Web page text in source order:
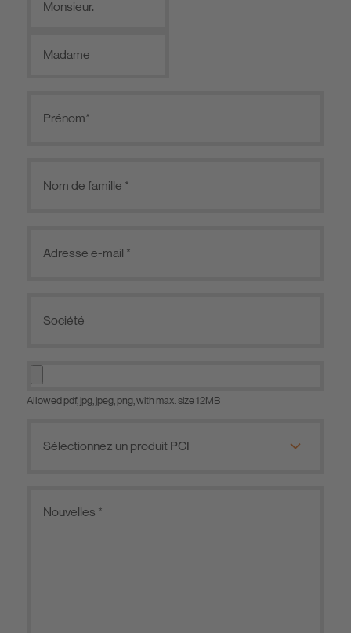
Monsieur.
Madame
Allowed pdf, jpg, jpeg, png, with max. size 12MB